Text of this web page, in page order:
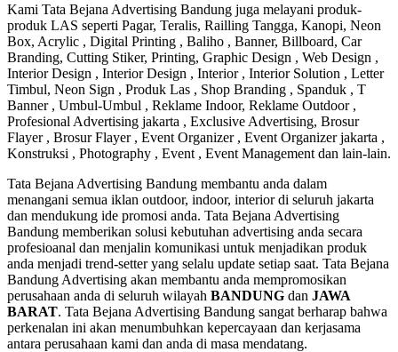
Kami Tata Bejana Advertising Bandung juga melayani produk-
produk LAS seperti Pagar, Teralis, Railling Tangga, Kanopi, Neon
Box, Acrylic , Digital Printing , Baliho , Banner, Billboard, Car
Branding, Cutting Stiker, Printing, Graphic Design , Web Design ,
Interior Design , Interior Design , Interior , Interior Solution , Letter
Timbul, Neon Sign , Produk Las , Shop Branding , Spanduk , T
Banner , Umbul-Umbul , Reklame Indoor, Reklame Outdoor ,
Profesional Advertising jakarta , Exclusive Advertising, Brosur
Flayer , Brosur Flayer , Event Organizer , Event Organizer jakarta ,
Konstruksi , Photography , Event , Event Management dan lain-lain.
Tata Bejana Advertising Bandung membantu anda dalam
menangani semua iklan outdoor, indoor, interior di seluruh jakarta
dan mendukung ide promosi anda. Tata Bejana Advertising
Bandung memberikan solusi kebutuhan advertising anda secara
profesioanal dan menjalin komunikasi untuk menjadikan produk
anda menjadi trend-setter yang selalu update setiap saat. Tata Bejana
Bandung Advertising akan membantu anda mempromosikan
perusahaan anda di seluruh wilayah BANDUNG dan JAWA
BARAT. Tata Bejana Advertising Bandung sangat berharap bahwa
perkenalan ini akan menumbuhkan kepercayaan dan kerjasama
antara perusahaan kami dan anda di masa mendatang.